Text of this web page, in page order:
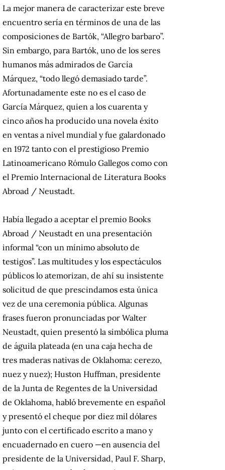
La mejor manera de caracterizar este breve
encuentro sería en términos de una de las
composiciones de Bartók, “Allegro barbaro”.
Sin embargo, para Bartók, uno de los seres
humanos más admirados de García
Márquez, “todo llegó demasiado tarde”.
Afortunadamente este no es el caso de
García Márquez, quien a los cuarenta y
cinco años ha producido una novela éxito
en ventas a nivel mundial y fue galardonado
en 1972 tanto con el prestigioso Premio
Latinoamericano Rómulo Gallegos como con
el Premio Internacional de Literatura Books
Abroad / Neustadt.
Había llegado a aceptar el premio Books
Abroad / Neustadt en una presentación
informal “con un mínimo absoluto de
testigos”. Las multitudes y los espectáculos
públicos lo atemorizan, de ahí su insistente
solicitud de que prescindamos esta única
vez de una ceremonia pública. Algunas
frases fueron pronunciadas por Walter
Neustadt, quien presentó la simbólica pluma
de águila plateada (en una caja hecha de
tres maderas nativas de Oklahoma: cerezo,
nuez y nuez); Huston Huffman, presidente
de la Junta de Regentes de la Universidad
de Oklahoma, habló brevemente en español
y presentó el cheque por diez mil dólares
junto con el certificado escrito a mano y
encuadernado en cuero —en ausencia del
presidente de la Universidad, Paul F. Sharp,